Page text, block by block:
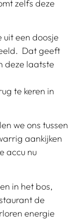
zelfs deze
uit een doosje
Dat geeft
deze laatste
te keren in
we ons tussen
aankijken
accu nu
in het bos,
de
energie